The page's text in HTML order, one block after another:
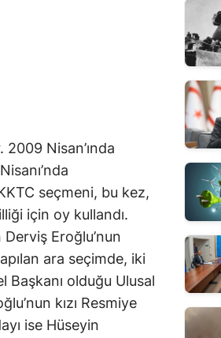
2009 Nisan’ında
seçmeni, bu kez,
için oy kullandı.
Eroğlu’nun
ara seçimde, iki
Başkanı olduğu Ulusal
kızı Resmiye
ise Hüseyin